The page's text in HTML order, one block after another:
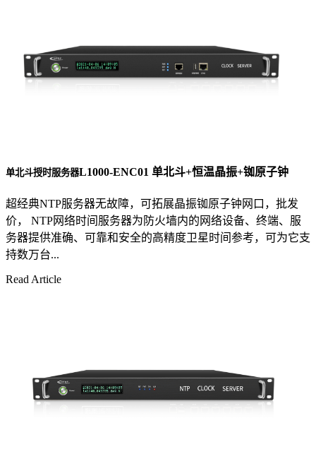
单北斗授时服务器L1000-ENC01 单北斗+恒温晶振+铷原子钟
超经典NTP服务器无故障，可拓展晶振铷原子钟网口，批发
价， NTP网络时间服务器为防火墙内的网络设备、终端、服
务器提供准确、可靠和安全的高精度卫星时间参考，可为它支
持数万台...
Read Article